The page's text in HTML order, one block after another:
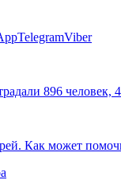
TelegramViber
896 человек,
Как может